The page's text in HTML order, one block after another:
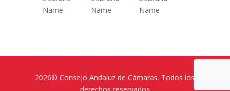
2026© Consejo Andaluz de Cámaras. Todos los